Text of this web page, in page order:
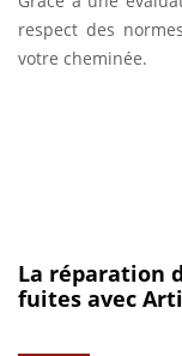
respect des
votre cheminée.
La réparation
fuites avec